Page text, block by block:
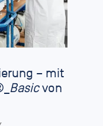
– mit
Basicvon